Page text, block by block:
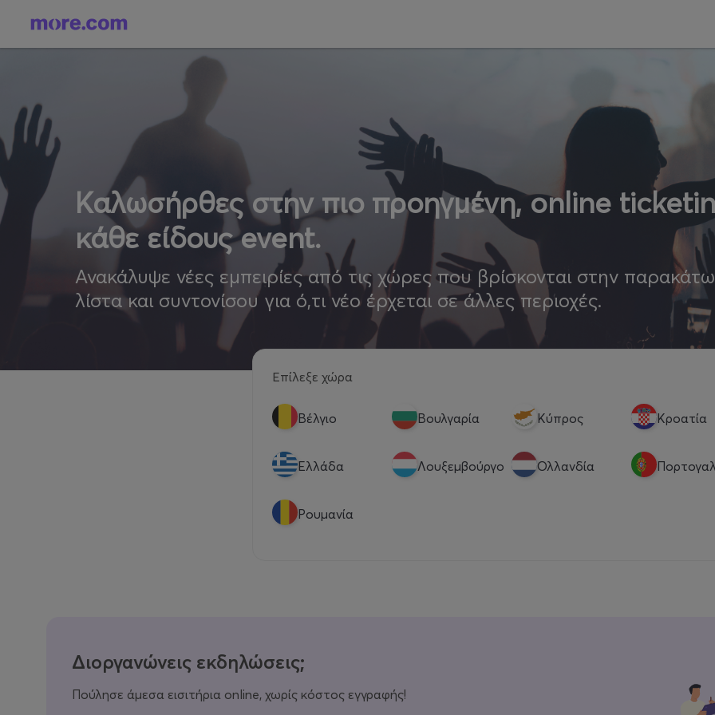
Καλωσήρθες στην πιο προηγμένη, online
κάθε είδους event.
Ανακάλυψε νέες εμπειρίες από τις χώρες που βρίσκονται στην παρακάτω
λίστα και συντονίσου για ό,τι νέο έρχεται σε άλλες περιοχές.
Επίλεξε χώρα
Βέλγιο Βουλγαρία Κύπρος Κροατία
Eλλάδα Λουξεμβούργο Ολλανδία
Ρουμανία
Διοργανώνεις εκδηλώσεις;
Πούλησε άμεσα εισιτήρια online, χωρίς κόστος εγγραφής!